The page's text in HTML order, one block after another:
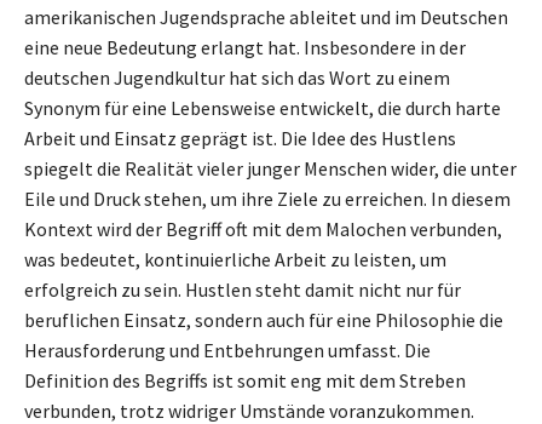
amerikanischen Jugendsprache ableitet und im Deutschen
eine neue Bedeutung erlangt hat. Insbesondere in der
deutschen Jugendkultur hat sich das Wort zu einem
Synonym für eine Lebensweise entwickelt, die durch harte
Arbeit und Einsatz geprägt ist. Die Idee des Hustlens
spiegelt die Realität vieler junger Menschen wider, die unter
Eile und Druck stehen, um ihre Ziele zu erreichen. In diesem
Kontext wird der Begriff oft mit dem Malochen verbunden,
was bedeutet, kontinuierliche Arbeit zu leisten, um
erfolgreich zu sein. Hustlen steht damit nicht nur für
beruflichen Einsatz, sondern auch für eine Philosophie die
Herausforderung und Entbehrungen umfasst. Die
Definition des Begriffs ist somit eng mit dem Streben
verbunden, trotz widriger Umstände voranzukommen.